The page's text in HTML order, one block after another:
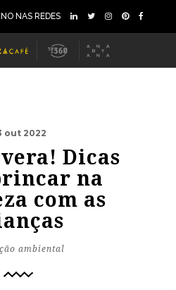
NAS REDES
out 2022
Dicas
na
com as
ambiental